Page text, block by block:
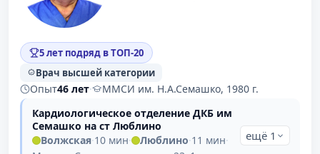
5 лет подряд в ТОП-20
Врач высшей категории
Опыт46 лет·
ММСИ им. Н.А.Семашко, 1980 г.
Кардиологическое отделение ДКБ им
Семашко на ст Люблино
Волжская·10 мин· Люблино·11 мин·
ещё 1